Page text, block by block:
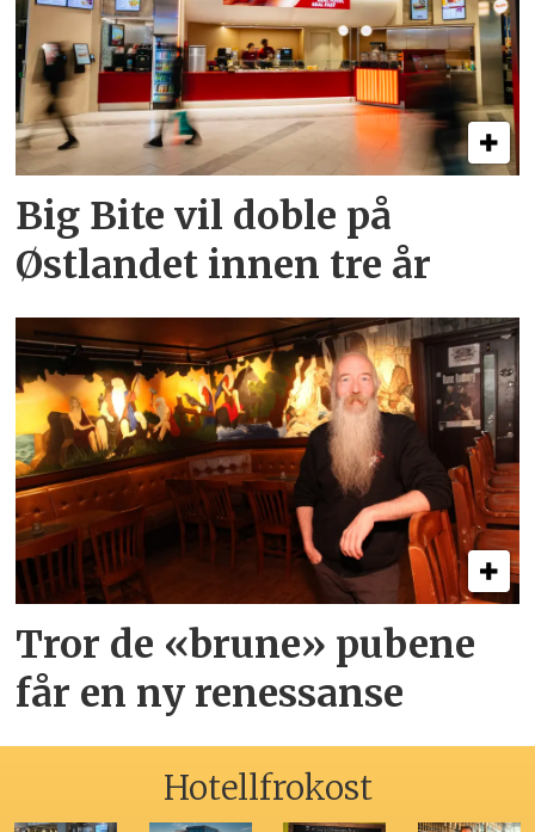
Big Bite vil doble på
Østlandet innen tre år
Tror de «brune» pubene
får en ny renessanse
Hotellfrokost